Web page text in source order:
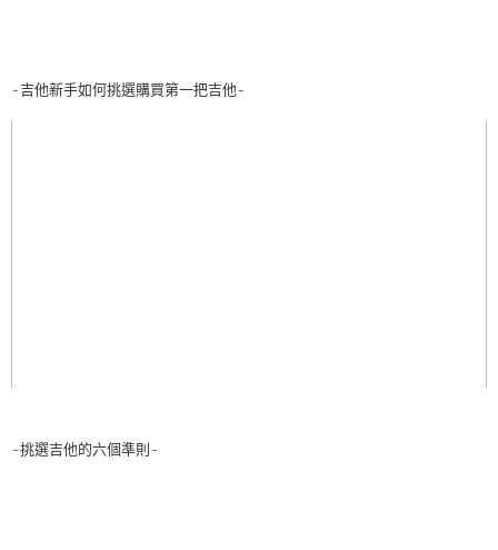
-吉他新手如何挑選購買第一把吉他-
-挑選吉他的六個準則-